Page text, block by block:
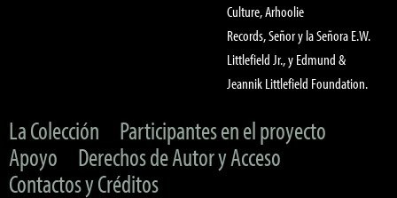
Culture, Arhoolie
Records, Señor y la Señora E.W.
Littlefield Jr., y Edmund &
Jeannik Littlefield Foundation.
La Colección
Participantes en el proyecto
Apoyo
Derechos de Autor y Acceso
Contactos y Créditos